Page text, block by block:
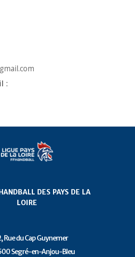
:
des pays de la
loire
Rue du Cap Guynemer
Segré-en-Anjou-Bleu